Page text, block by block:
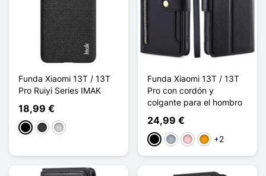
Funda Xiaomi 13T / 13T
Pro Ruiyi Series IMAK
18,99 €
NegroGris oscuro
Gris clair
Funda Xiaomi 13T / 13T
Pro con cordón y
colgante para el hombro
24,99 €
NegroGris RosaNaranja
+2